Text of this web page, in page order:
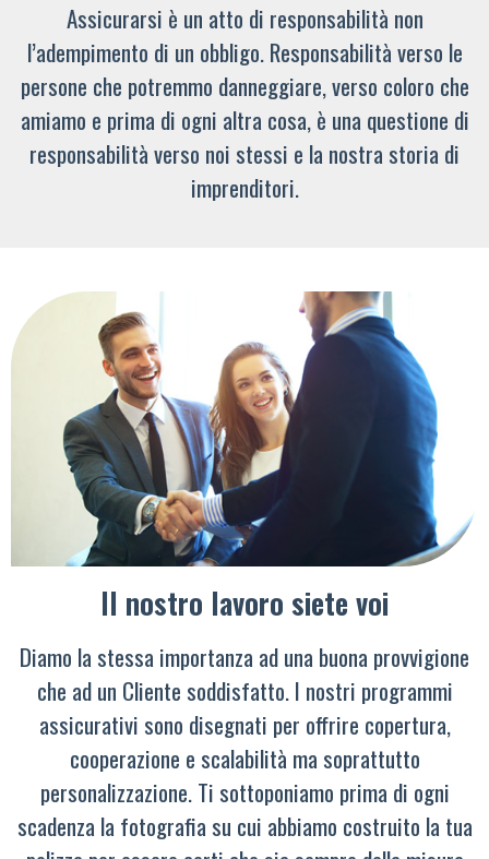
Assicurarsi è un atto di responsabilità non
l’adempimento di un obbligo. Responsabilità verso le
persone che potremmo danneggiare, verso coloro che
amiamo e prima di ogni altra cosa, è una questione di
responsabilità verso noi stessi e la nostra storia di
imprenditori.
Il nostro lavoro siete voi
Diamo la stessa importanza ad una buona provvigione
che ad un Cliente soddisfatto. I nostri programmi
assicurativi sono disegnati per offrire copertura,
cooperazione e scalabilità ma soprattutto
personalizzazione. Ti sottoponiamo prima di ogni
scadenza la fotografia su cui abbiamo costruito la tua